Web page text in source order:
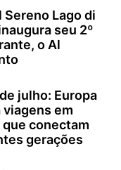
Sereno Lago di
seu 2º
o Al
julho: Europa
viagens em
conectam
gerações